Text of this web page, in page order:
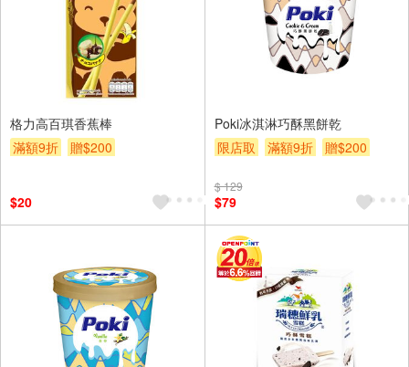
格力高百琪香蕉棒
滿額9折
贈$200
$20
Poki冰淇淋巧酥黑餅乾
限店取
滿額9折 贈$200
$ 129
$79